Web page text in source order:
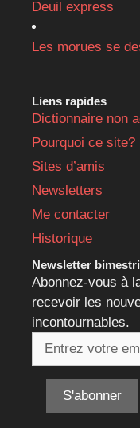
Deuil express
Les morues se
Liens rapides
Dictionnaire non
Pourquoi ce site?
Sites d’amis
Newsletters
Me contacter
Historique
Newsletter
Abonnez-vous à
recevoir les
incontournables.